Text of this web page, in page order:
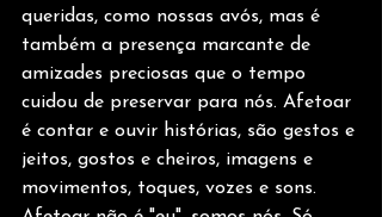
queridas, como nossas avós, mas é
também a presença marcante de
amizades preciosas que o tempo
cuidou de preservar para nós. Afetoar
é contar e ouvir histórias, são gestos e
jeitos, gostos e cheiros, imagens e
movimentos, toques, vozes e sons.